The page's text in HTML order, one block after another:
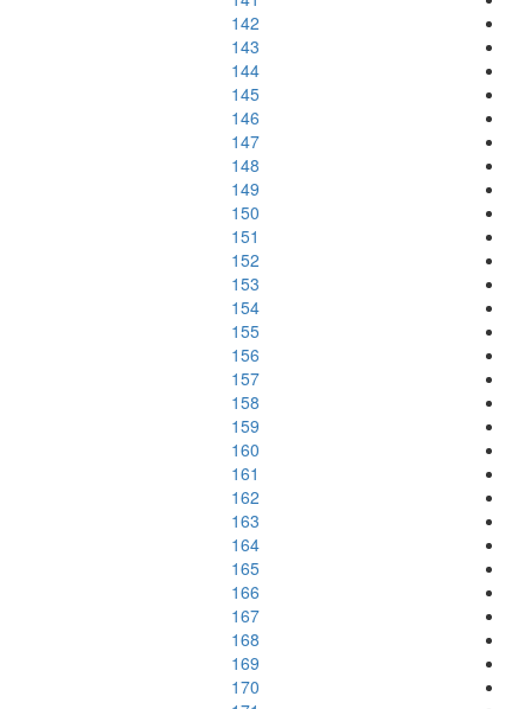
142
143
144
145
146
147
148
149
150
151
152
153
154
155
156
157
158
159
160
161
162
163
164
165
166
167
168
169
170